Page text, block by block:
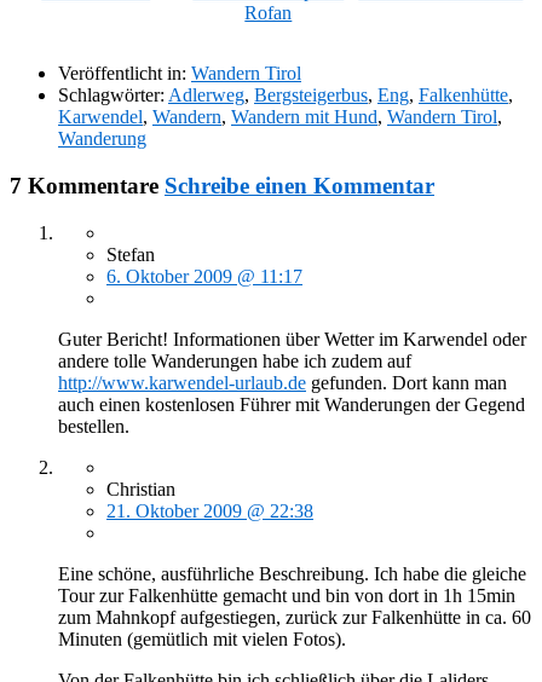
Rofan
Veröffentlicht in: Wandern Tirol
Schlagwörter: Adlerweg, Bergsteigerbus, Eng, Falkenhütte,
Karwendel, Wandern, Wandern mit Hund, Wandern Tirol,
Wanderung
7 Kommentare Schreibe einen Kommentar
Stefan
6. Oktober 2009 @ 11:17
Guter Bericht! Informationen über Wetter im Karwendel oder
andere tolle Wanderungen habe ich zudem auf
http://www.karwendel-urlaub.de gefunden. Dort kann man
auch einen kostenlosen Führer mit Wanderungen der Gegend
bestellen.
Christian
21. Oktober 2009 @ 22:38
Eine schöne, ausführliche Beschreibung. Ich habe die gleiche
Tour zur Falkenhütte gemacht und bin von dort in 1h 15min
zum Mahnkopf aufgestiegen, zurück zur Falkenhütte in ca. 60
Minuten (gemütlich mit vielen Fotos).